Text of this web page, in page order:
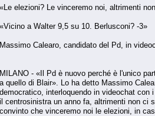
«Le elezioni? Le vinceremo noi, altrimenti
«Vicino a Walter 9,5 su 10. Berlusconi? -3»
Massimo Calearo, candidato del Pd, in
MILANO - «Il Pd è nuovo perché è l'unico
a quello di Blair». Lo ha detto Massimo
democratico, interloquendo in videochat
il centrosinistra un anno fa, altrimenti non ci
convinto che vinceremo noi le elezioni, in